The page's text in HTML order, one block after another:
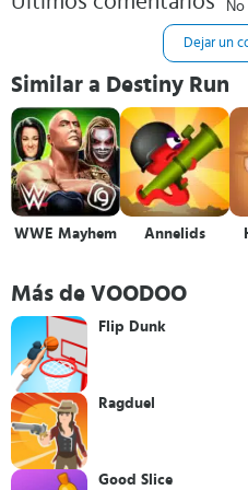
Dejar un
Similar a Destiny Run
WWE Mayhem Annelids
Más de VOODOO
Flip Dunk
Ragduel
Good Slice